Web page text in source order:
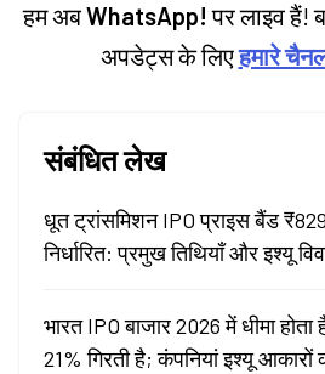
हम अबWhatsApp! पर लाइव हैं!
अपडेट्स के लिएहमारे
संबंधित लेख
धूत ट्रांसमिशन IPO प्राइस बैंड
निर्धारित: प्रमुख तिथियाँ और इश्यू
भारत IPO बाजार 2026 में धीमा
21% गिरती है; कंपनियां इश्यू